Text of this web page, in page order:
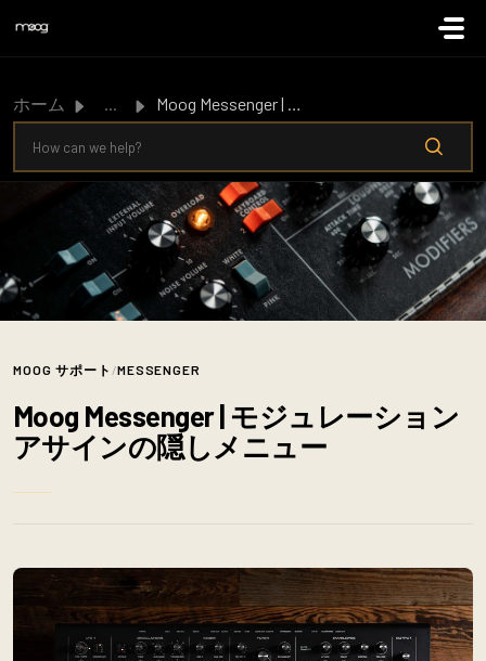
ホーム ... Moog Messenger | モジュレーションアサインの隠しメニュー
MOOG サポート /MESSENGER
Moog Messenger | モジュレーション
アサインの隠しメニュー